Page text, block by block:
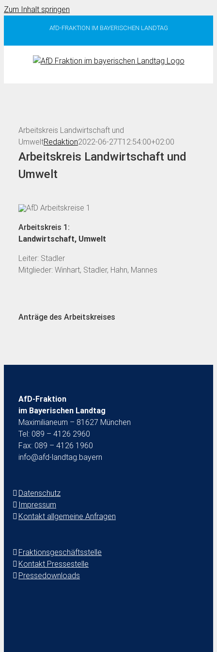
Zum Inhalt springen
AfD-FRAKTION IM BAYERISCHEN LANDTAG
Arbeitskreis Landwirtschaft und
UmweltRedaktion2022-06-27T12:54:00+02:00
Arbeitskreis Landwirtschaft und
Umwelt
Arbeitskreis 1:
Landwirtschaft, Umwelt
Leiter: Stadler
Mitglieder: Winhart, Stadler, Hahn, Mannes
Anträge des Arbeitskreises
AfD-Fraktion
im Bayerischen Landtag
Maximilianeum – 81627 München
Tel: 089 – 4126 2960
Fax: 089 – 4126 1960
info@afd-landtag.bayern
Datenschutz
Impressum
Kontakt allgemeine Anfragen
Fraktionsgeschäftsstelle
Kontakt Pressestelle
Pressedownloads